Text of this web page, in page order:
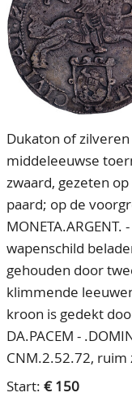
Ons Team
80 jarig bestaan
CONTACT
ACCOUNT
Dukaton of
middeleeuwse
zwaard, gezeten
paard; op de
MONETA.ARGENT.
wapenschild
gehouden door
klimmende
kroon is gedekt
DA.PACEM -
CNM.2.52.72, ruim
Start: € 150